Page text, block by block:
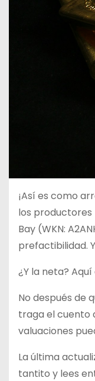
¡Así es como
los productores
Bay (WKN:
prefactibilidad.
¿Y la neta?
No después de
traga el cuento
valuaciones
La última
tantito y lees